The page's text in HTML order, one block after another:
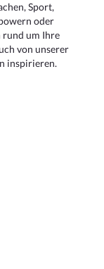
Sport,
oder
rund um Ihre
von unserer
inspirieren.